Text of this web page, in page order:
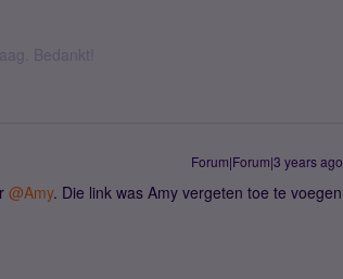
Bedankt!
Forum|Forum|3 years ago
@Amy. Die link was Amy vergeten toe te voegen